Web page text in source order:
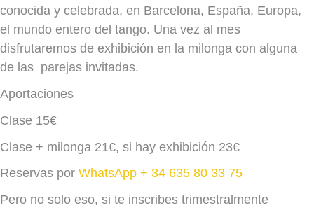
conocida y celebrada, en Barcelona, España, Europa,
el mundo entero del tango. Una vez al mes
disfrutaremos de exhibición en la milonga con alguna
de las parejas invitadas.
Aportaciones
Clase 15€
Clase + milonga 21€, si hay exhibición 23€
Reservas por WhatsApp + 34 635 80 33 75
Pero no solo eso, si te inscribes trimestralmente